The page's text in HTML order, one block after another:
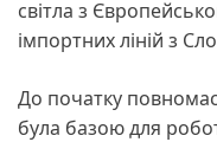
світла з
імпортних ліній з
До початку
була базою для